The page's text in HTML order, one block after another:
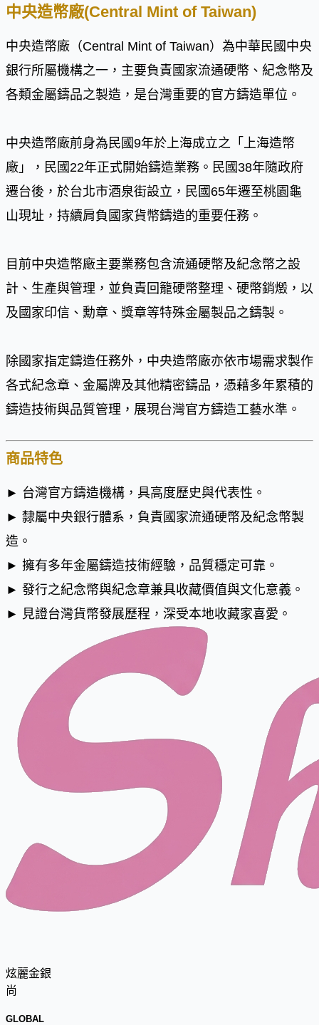
中央造幣廠(Central Mint of Taiwan)
中央造幣廠（Central Mint of Taiwan）為中華民國中央
銀行所屬機構之一，主要負責國家流通硬幣、紀念幣及
各類金屬鑄品之製造，是台灣重要的官方鑄造單位。
中央造幣廠前身為民國9年於上海成立之「上海造幣
廠」，民國22年正式開始鑄造業務。民國38年隨政府
遷台後，於台北市酒泉街設立，民國65年遷至桃園龜
山現址，持續肩負國家貨幣鑄造的重要任務。
目前中央造幣廠主要業務包含流通硬幣及紀念幣之設
計、生產與管理，並負責回籠硬幣整理、硬幣銷燬，以
及國家印信、勳章、獎章等特殊金屬製品之鑄製。
除國家指定鑄造任務外，中央造幣廠亦依市場需求製作
各式紀念章、金屬牌及其他精密鑄品，憑藉多年累積的
鑄造技術與品質管理，展現台灣官方鑄造工藝水準。
商品特色
► 台灣官方鑄造機構，具高度歷史與代表性。
► 隸屬中央銀行體系，負責國家流通硬幣及紀念幣製
造。
► 擁有多年金屬鑄造技術經驗，品質穩定可靠。
► 發行之紀念幣與紀念章兼具收藏價值與文化意義。
► 見證台灣貨幣發展歷程，深受本地收藏家喜愛。
炫麗金銀
尚
GLOBAL